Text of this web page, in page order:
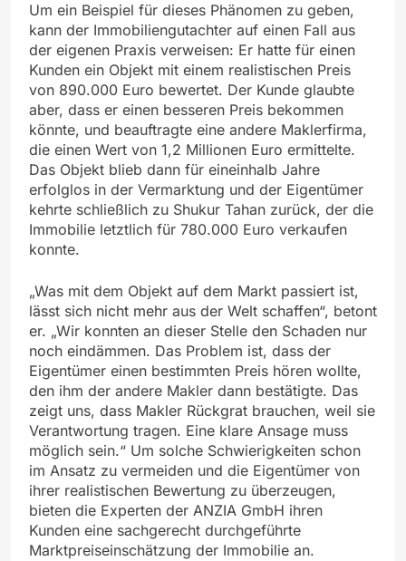
Um ein Beispiel für dieses Phänomen zu geben,
kann der Immobiliengutachter auf einen Fall aus
der eigenen Praxis verweisen: Er hatte für einen
Kunden ein Objekt mit einem realistischen Preis
von 890.000 Euro bewertet. Der Kunde glaubte
aber, dass er einen besseren Preis bekommen
könnte, und beauftragte eine andere Maklerfirma,
die einen Wert von 1,2 Millionen Euro ermittelte.
Das Objekt blieb dann für eineinhalb Jahre
erfolglos in der Vermarktung und der Eigentümer
kehrte schließlich zu Shukur Tahan zurück, der die
Immobilie letztlich für 780.000 Euro verkaufen
konnte.
„Was mit dem Objekt auf dem Markt passiert ist,
lässt sich nicht mehr aus der Welt schaffen“, betont
er. „Wir konnten an dieser Stelle den Schaden nur
noch eindämmen. Das Problem ist, dass der
Eigentümer einen bestimmten Preis hören wollte,
den ihm der andere Makler dann bestätigte. Das
zeigt uns, dass Makler Rückgrat brauchen, weil sie
Verantwortung tragen. Eine klare Ansage muss
möglich sein.“ Um solche Schwierigkeiten schon
im Ansatz zu vermeiden und die Eigentümer von
ihrer realistischen Bewertung zu überzeugen,
bieten die Experten der ANZIA GmbH ihren
Kunden eine sachgerecht durchgeführte
Marktpreiseinschätzung der Immobilie an.